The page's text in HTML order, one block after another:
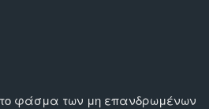
το φάσμα των μη επανδρωμένων